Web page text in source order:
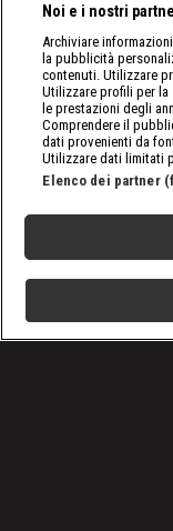
Noi e i nostri
Archiviare
la pubblicità
contenuti. Utilizzare
Utilizzare profili per
le prestazioni degli
Comprendere il
dati provenienti da
Utilizzare dati limitati
Elenco dei partner